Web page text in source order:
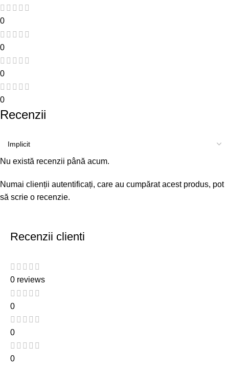
0
0
0
0
Recenzii
Nu există recenzii până acum.
Numai clienții autentificați, care au cumpărat acest produs, pot
să scrie o recenzie.
Recenzii clienti
0 reviews
0
0
0